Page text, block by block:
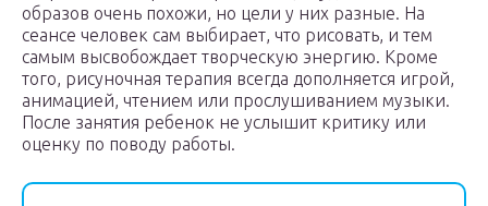
образов очень похожи, но цели у них разные. На
сеансе человек сам выбирает, что рисовать, и тем
самым высвобождает творческую энергию. Кроме
того, рисуночная терапия всегда дополняется игрой,
анимацией, чтением или прослушиванием музыки.
После занятия ребенок не услышит критику или
оценку по поводу работы.